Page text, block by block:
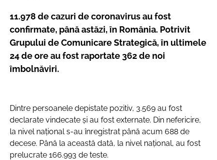
11.978 de cazuri de coronavirus au fost
confirmate, până astăzi, în România. Potrivit
Grupului de Comunicare Strategică, în ultimele
24 de ore au fost raportate 362 de noi
îmbolnăviri.
Dintre persoanele depistate pozitiv, 3.569 au fost
declarate vindecate și au fost externate. Din nefericire,
la nivel național s-au înregistrat până acum 688 de
decese. Până la această dată, la nivel național, au fost
prelucrate 166.993 de teste.